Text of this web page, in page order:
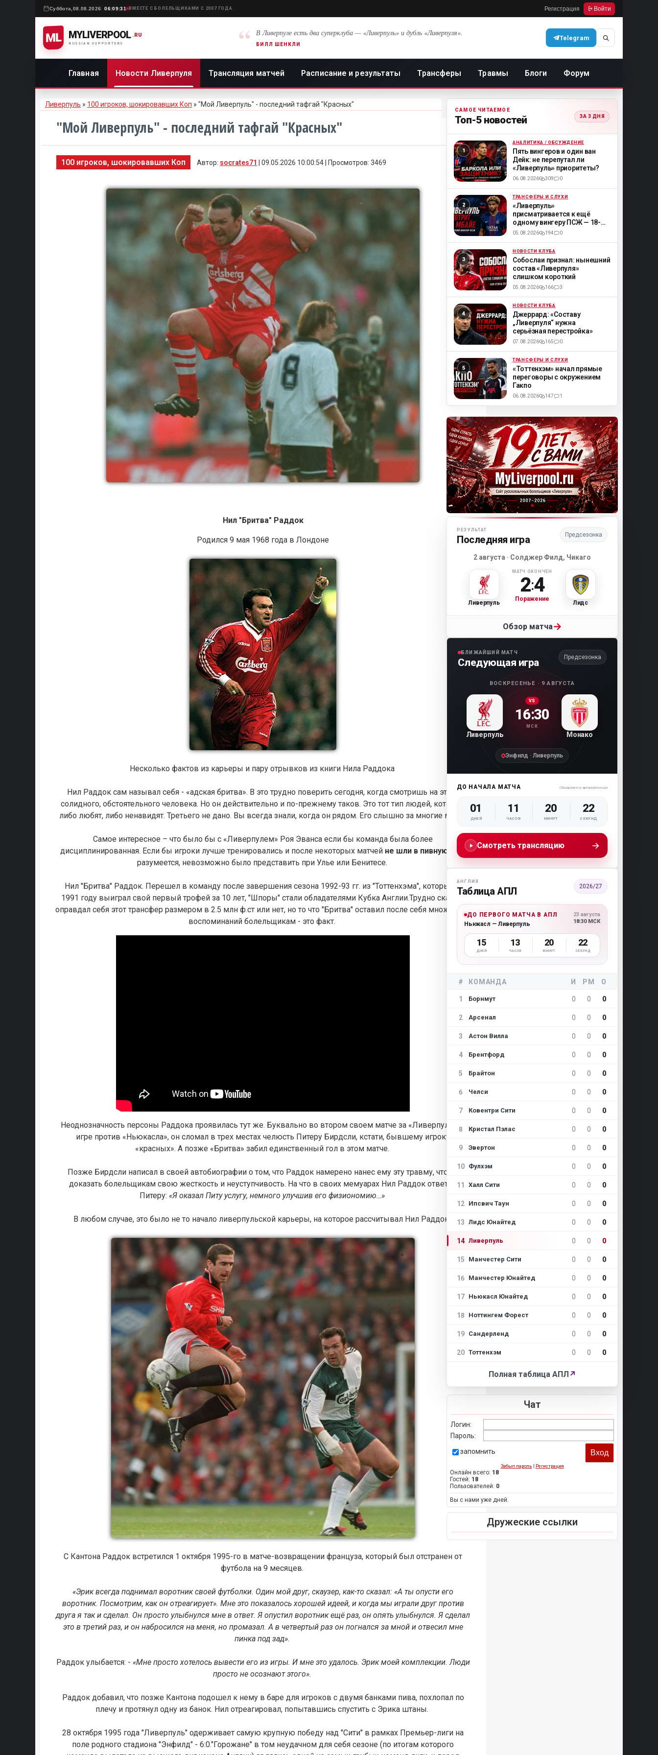
Суббота, 08.08.2026 06:09:31 ВМЕСТЕ С БОЛЕЛЬЩИКАМИ С 2007 ГОДА Регистрация Войти
ML MYLIVERPOOL
RUSSIAN SUPPORTERS
.RU “ В Ливерпуле есть два суперклуба — «Ливерпуль» и дубль «Ливерпуля».
БИЛЛ ШЕНКЛИ
Telegram
Главная Новости Ливерпуля Трансляция матчей Расписание и результаты Трансферы Травмы Блоги Форум
Ливерпуль » 100 игроков, шокировавших Коп » "Мой Ливерпуль" - последний тафгай "Красных"
"Мой Ливерпуль" - последний тафгай "Красных"
100 игроков, шокировавших Коп Автор: socrates71 | 09.05.2026 10:00:54 | Просмотров: 3469
Нил "Бритва" Раддок
Родился 9 мая 1968 года в Лондоне
Несколько фактов из карьеры и пару отрывков из книги Нила Раддока
Нил Раддок сам называл себя - «адская бритва». В это трудно поверить сегодня, когда смотришь на этого
солидного, обстоятельного человека. Но он действительно и по-прежнему таков. Это тот тип людей, которых
либо любят, либо ненавидят. Третьего не дано. Вы всегда знали, когда он рядом. Его слышно за многие мили.
Самое интересное – что было бы с «Ливерпулем» Роя Эванса если бы команда была более
дисциплинированная. Если бы игроки лучше тренировались и после некоторых матчей не шли в пивную
. Что,
разумеется, невозможно было представить при Улье или Бенитесе.
Нил "Бритва" Раддок. Перешел в команду после завершения сезона 1992-93 гг. из "Тоттенхэма", который в
1991 году выиграл свой первый трофей за 10 лет, "Шпоры" стали обладателями Кубка Англии.Трудно сказать
оправдал себя этот трансфер размером в 2.5 млн ф.ст или нет, но то что "Бритва" оставил после себя множество
воспоминаний болельщикам - это факт.
Неоднозначность персоны Раддока проявилась тут же. Буквально во втором своем матче за «Ливерпуль», в
игре против «Ньюкасла», он сломал в трех местах челюсть Питеру Бирдсли, кстати, бывшему игроку
«красных». А позже «Бритва» забил единственный гол в этом матче.
Позже Бирдсли написал в своей автобиографии о том, что Раддок намерено нанес ему эту травму, чтобы
доказать болельщикам свою жесткость и неуступчивость. На что в своих мемуарах Нил Раддок ответил
Питеру: «Я оказал Питу услугу, немного улучшив его физиономию…»
В любом случае, это было не то начало ливерпульской карьеры, на которое рассчитывал Нил Раддок.
С Кантона Раддок встретился 1 октября 1995-го в матче-возвращении француза, который был отстранен от
футбола на 9 месяцев.
«Эрик всегда поднимал воротник своей футболки. Один мой друг, скаузер, как-то сказал: «А ты опусти его
воротник. Посмотрим, как он отреагирует». Мне это показалось хорошей идеей, и когда мы играли друг против
друга я так и сделал. Он просто улыбнулся мне в ответ. Я опустил воротник ещё раз, он опять улыбнулся. Я сделал
это в третий раз, и он набросился на меня, но промазал. А в четвертый раз он погнался за мной и отвесил мне
пинка под зад».
Раддок улыбается: - «Мне просто хотелось вывести его из игры. И мне это удалось. Эрик моей комплекции. Люди
просто не осознают этого».
Раддок добавил, что позже Кантона подошел к нему в баре для игроков с двумя банками пива, похлопал по
плечу и протянул одну из банок. Нил отреагировал, попытавшись спустить с Эрика штаны.
28 октября 1995 года "Ливерпуль" одерживает самую крупную победу над "Сити" в рамках Премьер-лиги на
поле родного стадиона "Энфилд" - 6:0."Горожане" в том неудачном для себя сезоне (по итогам которого
САМОЕ ЧИТАЕМОЕ
Топ-5 новостей ЗА 3 ДНЯ
ML АНАЛИТИКА / ОБСУЖДЕНИЕ
Пять вингеров и один ван
Дейк: не перепутал ли
«Ливерпуль» приоритеты?
06.08.2026 309 0
ML ТРАНСФЕРЫ И СЛУХИ
«Ливерпуль»
присматривается к ещё
одному вингеру ПСЖ — 18-
летнему Мбайе
05.08.2026 194 0
ML НОВОСТИ КЛУБА
Собослаи признал: нынешний
состав «Ливерпуля»
слишком короткий
05.08.2026 166 3
ML НОВОСТИ КЛУБА
Джеррард: «Составу
„Ливерпуля“ нужна
серьёзная перестройка»
07.08.2026 165 0
ML ТРАНСФЕРЫ И СЛУХИ
«Тоттенхэм» начал прямые
переговоры с окружением
Гакпо
06.08.2026 147 1
Матч-центр «Ливерпуля»
РЕЗУЛЬТАТ
Последняя игра Предсезонка
2 августа · Солджер Филд, Чикаго
Ливерпуль
МАТЧ ОКОНЧЕН
2:4
Поражение
Лидс
Обзор матча→
БЛИЖАЙШИЙ МАТЧ
Следующая игра Предсезонка
ВОСКРЕСЕНЬЕ · 9 АВГУСТА
Ливерпуль
VS
16:30
МСК
Монако
Энфилд · Ливерпуль
ДО НАЧАЛА МАТЧА Обновляется автоматически
01
ДНЕЙ
11
ЧАСОВ
20
МИНУТ
20
СЕКУНД
Смотреть трансляцию →
АНГЛИЯ
Таблица АПЛ 2026/27
ДО ПЕРВОГО МАТЧА В АПЛ
Ньюкасл — Ливерпуль
23 августа
18:30 МСК
15
ДНЕЙ
13
ЧАСОВ
20
МИНУТ
20
СЕКУНД
# КОМАНДА И РМ О
1 Борнмут 0 0 0
2 Арсенал 0 0 0
3 Астон Вилла 0 0 0
4 Брентфорд 0 0 0
5 Брайтон 0 0 0
6 Челси 0 0 0
7 Ковентри Сити 0 0 0
8 Кристал Пэлас 0 0 0
9 Эвертон 0 0 0
10 Фулхэм 0 0 0
11 Халл Сити 0 0 0
12 Ипсвич Таун 0 0 0
13 Лидс Юнайтед 0 0 0
14 Ливерпуль 0 0 0
15 Манчестер Сити 0 0 0
16 Манчестер Юнайтед 0 0 0
17 Ньюкасл Юнайтед 0 0 0
18 Ноттингем Форест 0 0 0
19 Сандерленд 0 0 0
20 Тоттенхэм 0 0 0
Полная таблица АПЛ ↗
Чат
Логин:
Пароль:
запомнить
Забыл пароль | Регистрация
Онлайн всего: 18
Гостей: 18
Пользователей: 0
Вы с нами уже дней.
Дружеские ссылки